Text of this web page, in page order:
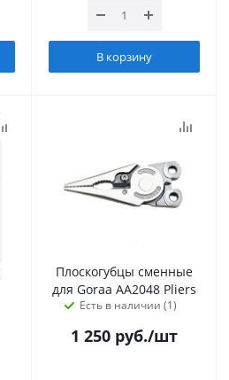
В корзину
Плоскогубцы сменные
для Goraa AA2048 Pliers
Есть в наличии (1)
1 250 руб./шт